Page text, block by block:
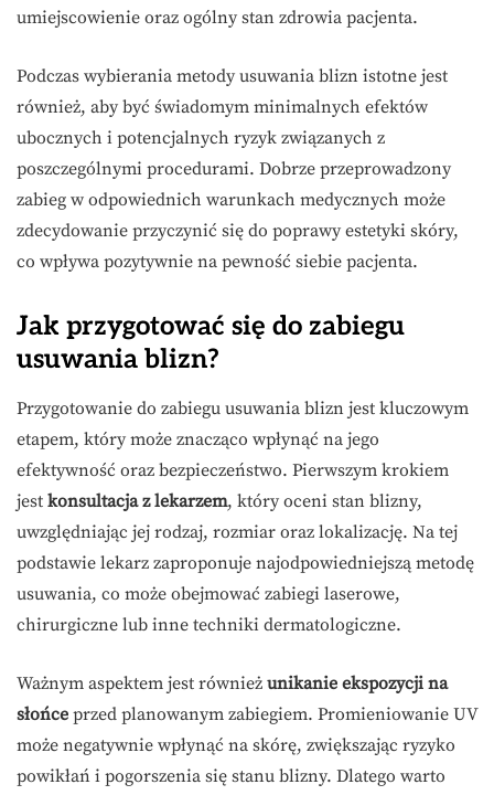
umiejscowienie oraz ogólny stan zdrowia pacjenta.
Podczas wybierania metody usuwania blizn istotne jest
również, aby być świadomym minimalnych efektów
ubocznych i potencjalnych ryzyk związanych z
poszczególnymi procedurami. Dobrze przeprowadzony
zabieg w odpowiednich warunkach medycznych może
zdecydowanie przyczynić się do poprawy estetyki skóry,
co wpływa pozytywnie na pewność siebie pacjenta.
Jak przygotować się do zabiegu
usuwania blizn?
Przygotowanie do zabiegu usuwania blizn jest kluczowym
etapem, który może znacząco wpłynąć na jego
efektywność oraz bezpieczeństwo. Pierwszym krokiem
jest konsultacja z lekarzem, który oceni stan blizny,
uwzględniając jej rodzaj, rozmiar oraz lokalizację. Na tej
podstawie lekarz zaproponuje najodpowiedniejszą metodę
usuwania, co może obejmować zabiegi laserowe,
chirurgiczne lub inne techniki dermatologiczne.
Ważnym aspektem jest również unikanie ekspozycji na
słońce przed planowanym zabiegiem. Promieniowanie UV
może negatywnie wpłynąć na skórę, zwiększając ryzyko
powikłań i pogorszenia się stanu blizny. Dlatego warto